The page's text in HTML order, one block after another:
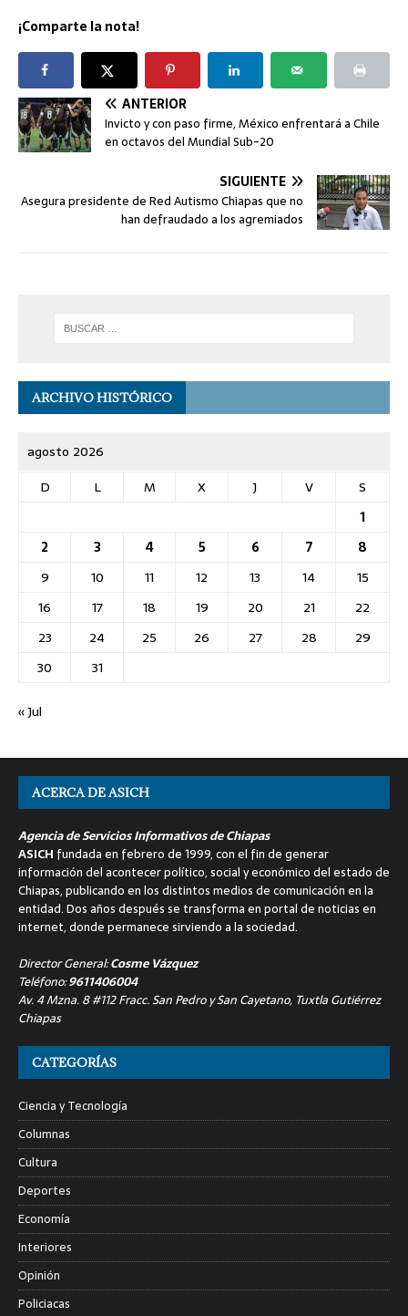
¡Comparte la nota!
ANTERIOR
Invicto y con paso firme, México enfrentará a Chile
en octavos del Mundial Sub-20
SIGUIENTE
Asegura presidente de Red Autismo Chiapas que no
han defraudado a los agremiados
ARCHIVO HISTÓRICO
agosto 2026
D
L M X J V
S
1
2
3 4 5 6 7
8
9
10 11 12 13 14
15
16
17 18 19 20 21
22
23
24 25 26 27 28
29
30
31
« Jul
ACERCA DE ASICH
Agencia de Servicios Informativos de Chiapas
ASICH fundada en febrero de 1999, con el fin de generar
información del acontecer político, social y económico del estado de
Chiapas, publicando en los distintos medios de comunicación en la
entidad. Dos años después se transforma en portal de noticias en
internet, donde permanece sirviendo a la sociedad.
Director General:Cosme Vázquez
Teléfono:9611406004
Av. 4 Mzna. 8 #112 Fracc. San Pedro y San Cayetano, Tuxtla Gutiérrez
Chiapas
CATEGORÍAS
Ciencia y Tecnología
Columnas
Cultura
Deportes
Economía
Interiores
Opinión
Policiacas